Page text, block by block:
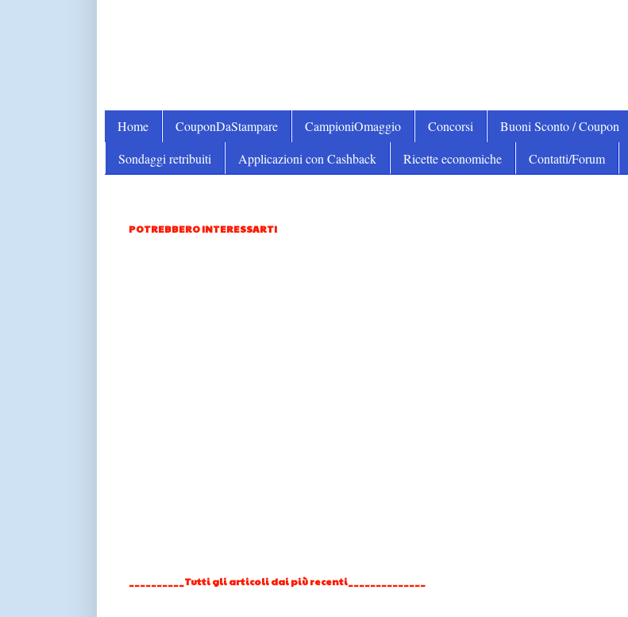
Home CouponDaStampare CampioniOmaggio Concorsi Buoni Sconto / Coupon
Sondaggi retribuiti
Applicazioni con Cashback Ricette economiche Contatti/Forum
POTREBBERO INTERESSARTI
__________Tutti gli articoli dai più recenti______________